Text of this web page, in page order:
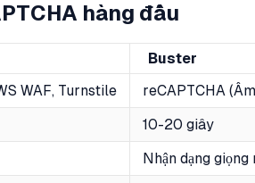
hàng đầu
Buster
WAF, Turnstile reCAPTCHA
10-20 giây
Nhận dạng giọng